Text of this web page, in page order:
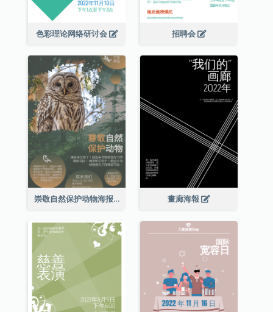
色彩理论网络研讨会 招聘会
崇敬自然保护动物海报 畫廊海報